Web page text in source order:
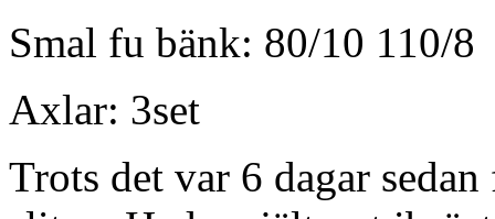
Smal fu bänk: 80/10 110/8
Axlar: 3set
Trots det var 6 dagar